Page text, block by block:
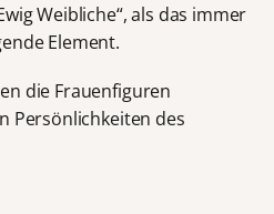
Weibliche“, als das immer
Element.
die Frauenfiguren
Persönlichkeiten des